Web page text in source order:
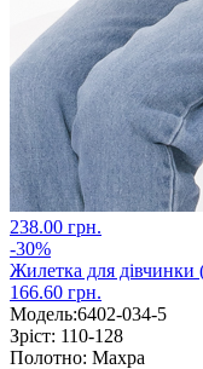
238.00 грн.
-30%
Жилетка для
166.60 грн.
Модель:6402-034-5
Зріст: 110-128
Полотно: Махра